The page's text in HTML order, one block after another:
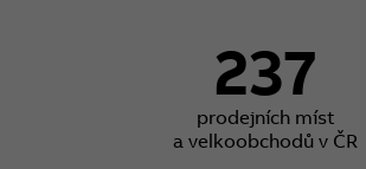
237
prodejních míst
a velkoobchodů v ČR